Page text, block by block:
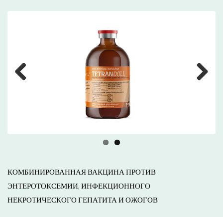
КОМБИНИРОВАННАЯ ВАКЦИНА ПРОТИВ
ЭНТЕРОТОКСЕМИИ, ИНФЕКЦИОННОГО
НЕКРОТИЧЕСКОГО ГЕПАТИТА И ОЖОГОВ